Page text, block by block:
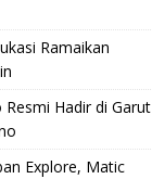
Ramaikan
Resmi Hadir di Garut
Explore, Matic